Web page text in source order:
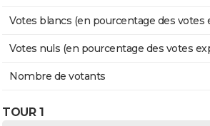
Votes blancs (en pourcentage des votes
Votes nuls (en pourcentage des votes
Nombre de votants
TOUR 1